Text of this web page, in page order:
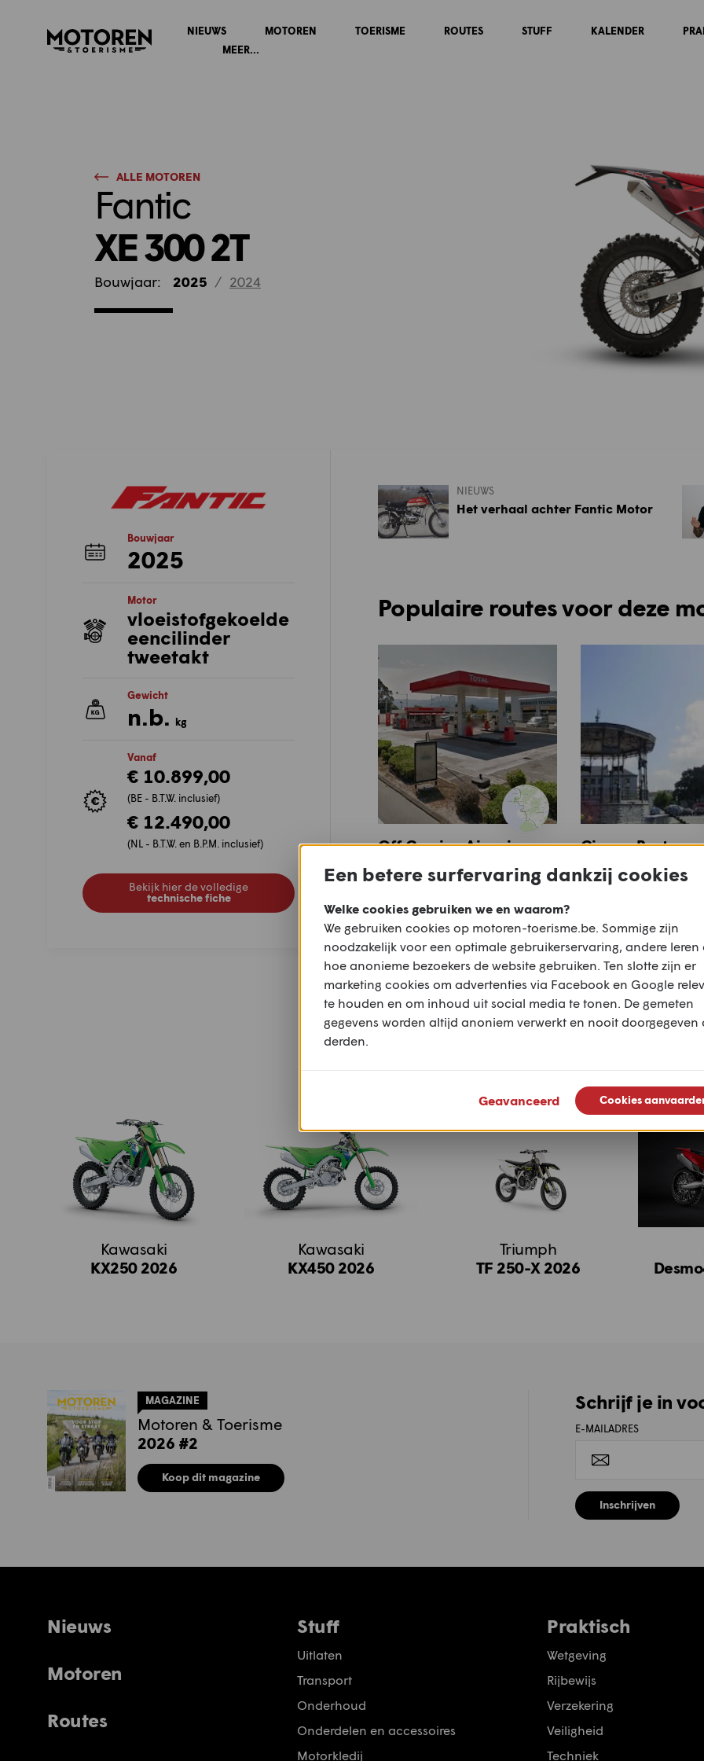
Homepage
NIEUWS MOTOREN TOERISME ROUTES STUFF KALENDER
MEER...
ALLE MOTOREN
Fantic
XE 300 2T
Bouwjaar: 2025 / 2024
Bouwjaar
2025
Motor
vloeistofgekoelde
eencilinder
tweetakt
Gewicht
n.b. kg
Vanaf
€ 10.899,00
(BE - B.T.W. inclusief)
€ 12.490,00
(NL - B.T.W. en B.P.M. inclusief)
Bekijk hier de volledige
technische fiche
NIEUWS
Het verhaal achter Fantic Motor
Populaire routes voor deze
Off Corsica Ajaccio-
Ciney -
Hotton
Meer motoren
Kawasaki
KX250 2026
Kawasaki
KX450 2026
Triumph
TF 250-X 2026
MAGAZINE
Motoren & Toerisme
2026 #2
Koop dit magazine
Schrijf je in
E-MAILADRES
Inschrijven
Nieuws
Motoren
Routes
Stuff
Uitlaten
Transport
Onderhoud
Onderdelen en accessoires
Motorkledij
Praktisch
Wetgeving
Rijbewijs
Verzekering
Veiligheid
Techniek
Een betere surfervaring dankzij cookies
Welke cookies gebruiken we en waarom?
We gebruiken cookies op motoren-toerisme.be. Sommige zijn
noodzakelijk voor een optimale gebruikerservaring, andere leren
hoe anonieme bezoekers de website gebruiken. Ten slotte zijn er
marketing cookies om advertenties via Facebook en Google
te houden en om inhoud uit social media te tonen. De gemeten
gegevens worden altijd anoniem verwerkt en nooit doorgegeven
derden.
Geavanceerd Cookies